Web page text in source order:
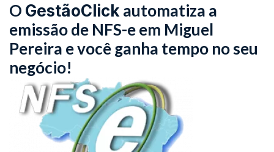
O GestãoClick automatiza a
emissão de NFS-e em Miguel
Pereira e você ganha tempo no seu
negócio!